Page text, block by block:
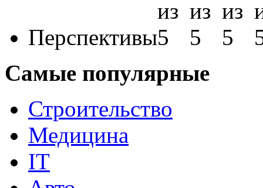
Перспективы
Самые популярные
Строительство
Медицина
IT